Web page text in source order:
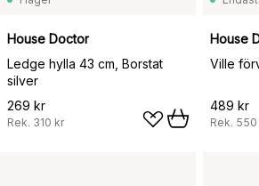
House Doctor
Ledge hylla 43 cm, Borstat
silver
269 kr
Rek. 310 kr
House
Ville
489 kr
Rek. 550